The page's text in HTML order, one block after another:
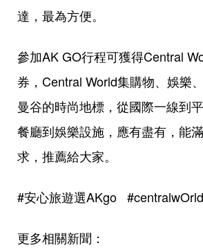
達，最為方便。
參加AK GO行程可獲得Central
券，Central World集購物、娛樂
曼谷的時尚地標，從國際一線到
餐廳到娛樂設施，應有盡有，能
求，推薦給大家。
#安心旅遊選AKgo #centralwOrld
更多相關新聞：